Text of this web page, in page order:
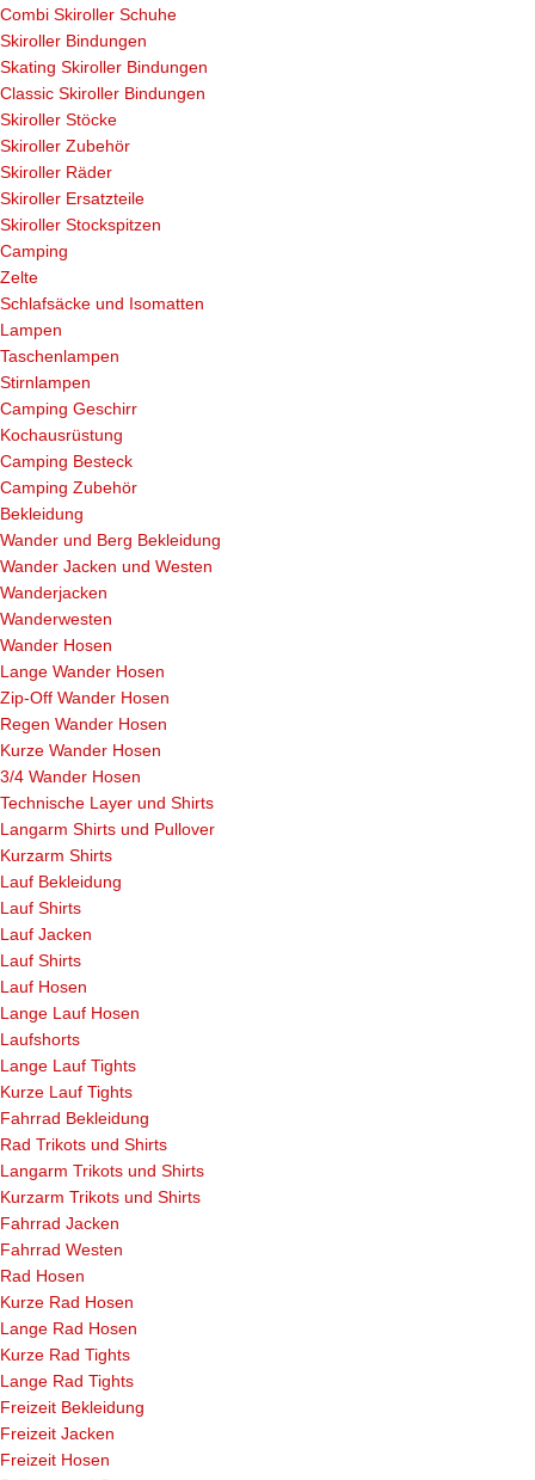
Combi Skiroller Schuhe
Skiroller Bindungen
Skating Skiroller Bindungen
Classic Skiroller Bindungen
Skiroller Stöcke
Skiroller Zubehör
Skiroller Räder
Skiroller Ersatzteile
Skiroller Stockspitzen
Camping
Zelte
Schlafsäcke und Isomatten
Lampen
Taschenlampen
Stirnlampen
Camping Geschirr
Kochausrüstung
Camping Besteck
Camping Zubehör
Bekleidung
Wander und Berg Bekleidung
Wander Jacken und Westen
Wanderjacken
Wanderwesten
Wander Hosen
Lange Wander Hosen
Zip-Off Wander Hosen
Regen Wander Hosen
Kurze Wander Hosen
3/4 Wander Hosen
Technische Layer und Shirts
Langarm Shirts und Pullover
Kurzarm Shirts
Lauf Bekleidung
Lauf Shirts
Lauf Jacken
Lauf Shirts
Lauf Hosen
Lange Lauf Hosen
Laufshorts
Lange Lauf Tights
Kurze Lauf Tights
Fahrrad Bekleidung
Rad Trikots und Shirts
Langarm Trikots und Shirts
Kurzarm Trikots und Shirts
Fahrrad Jacken
Fahrrad Westen
Rad Hosen
Kurze Rad Hosen
Lange Rad Hosen
Kurze Rad Tights
Lange Rad Tights
Freizeit Bekleidung
Freizeit Jacken
Freizeit Hosen